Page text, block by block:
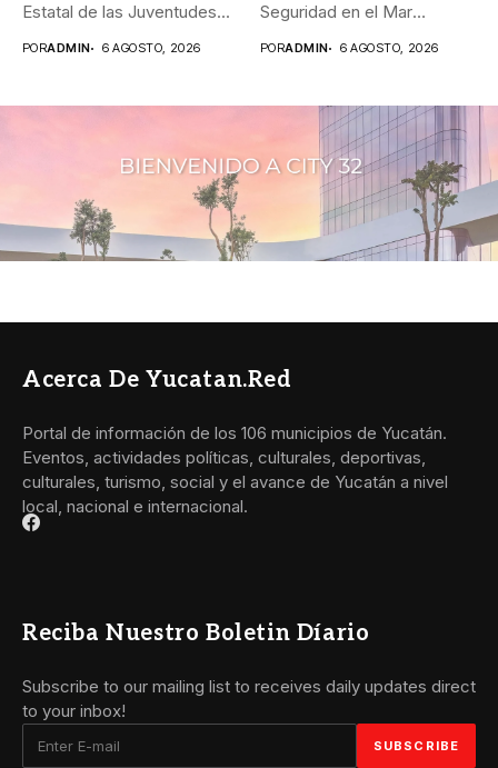
Estatal de las Juventudes...
PORADMIN 6 AGOSTO, 2026
Seguridad en el Mar
PORADMIN 6 AGOSTO, 2026
Acerca De Yucatan.red
Portal de información de los 106 municipios de Yucatán.
Eventos, actividades políticas, culturales, deportivas,
culturales, turismo, social y el avance de Yucatán a nivel
local, nacional e internacional.
Reciba Nuestro Boletin Díario
Subscribe to our mailing list to receives daily updates direct
to your inbox!